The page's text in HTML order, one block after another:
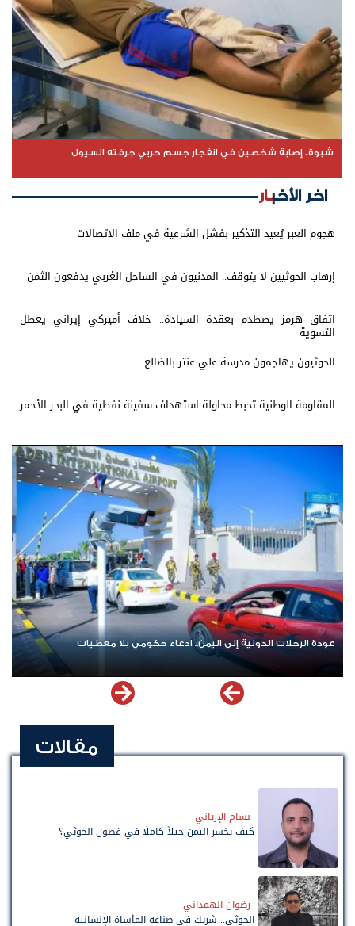
شبوة.. إصابة شخصين في انفجار جسم حربي جرفته السيول
اخر الأخبار
هجوم العبر يُعيد التذكير بفشل الشرعية في ملف الاتصالات
إرهاب الحوثيين لا يتوقف.. المدنيون في الساحل الغربي يدفعون الثمن
اتفاق هرمز يصطدم بعقدة السيادة.. خلاف أميركي إيراني يعطل
التسوية
الحوثيون يهاجمون مدرسة علي عنتر بالضالع
المقاومة الوطنية تحبط محاولة استهداف سفينة نفطية في البحر الأحمر
عودة الرحلات الدولية إلى اليمن.. ادعاء حكومي بلا معطيات
مقالات
بسام الإرياني
كيف يخسر اليمن جيلاً كاملًا في فصول الحوثي؟
رضوان الهمداني
الحوثي.. شريك في صناعة المأساة الإنسانية